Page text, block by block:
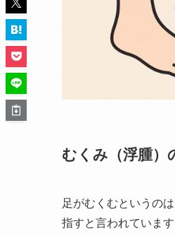
むくみ（浮腫）
足がむくむというの
指すと言われていま